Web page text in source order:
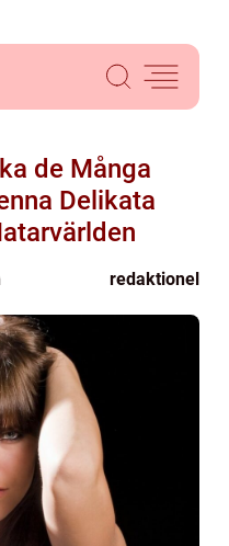
de Många
Delikata
redaktionel